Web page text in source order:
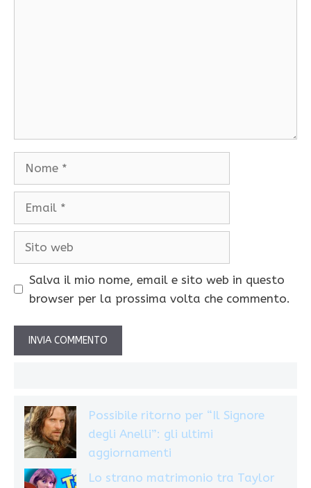
Salva il mio nome, email e sito web in questo
browser per la prossima volta che commento.
Possibile ritorno per “Il Signore
degli Anelli”: gli ultimi
aggiornamenti
Lo strano matrimonio tra Taylor